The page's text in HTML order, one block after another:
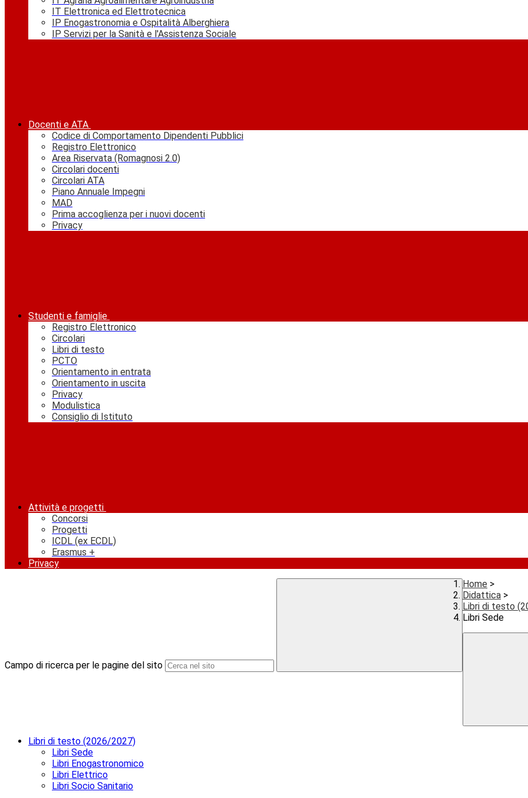
IT Elettronica ed Elettrotecnica
IP Enogastronomia e Ospitalità Alberghiera
IP Servizi per la Sanità e l'Assistenza Sociale
Docenti e ATA
Codice di Comportamento Dipendenti Pubblici
Registro Elettronico
Area Riservata (Romagnosi 2.0)
Circolari docenti
Circolari ATA
Piano Annuale Impegni
MAD
Prima accoglienza per i nuovi docenti
Privacy
Studenti e famiglie
Registro Elettronico
Circolari
Libri di testo
PCTO
Orientamento in entrata
Orientamento in uscita
Privacy
Modulistica
Consiglio di Istituto
Attività e progetti
Concorsi
Progetti
ICDL (ex ECDL)
Erasmus +
Privacy
Campo di ricerca per le pagine del sito
Home >
Didattica >
Libri di testo
Libri Sede
Libri di testo (2026/2027)
Libri Sede
Libri Enogastronomico
Libri Elettrico
Libri Socio Sanitario